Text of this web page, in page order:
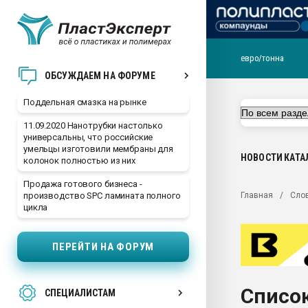
ОБСУЖДАЕМ НА ФОРУМЕ
Поддельная смазка на рынке
11.09.2020 Нанотрубки настолько
универсальны, что российские
умельцы изготовили мембраны для
колонок полностью из них
Продажа готового бизнеса -
производство SPC ламината полного
цикла
ПЕРЕЙТИ НА ФОРУМ
СПЕЦИАЛИСТАМ
ближайшее
Подмосковье, Москва
первый план в
28.07.2026
ситуацией на
Всё, что касается
Материал поверхности
Продам отходы
евро/тонна
НОВОСТИ
Главная